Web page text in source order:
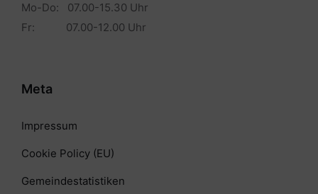
Mo-Do: 07.00-15.30 Uhr
Fr: 07.00-12.00 Uhr
Meta
Impressum
Cookie Policy (EU)
Gemeindestatistiken